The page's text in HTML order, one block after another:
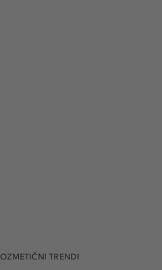
TRENDI